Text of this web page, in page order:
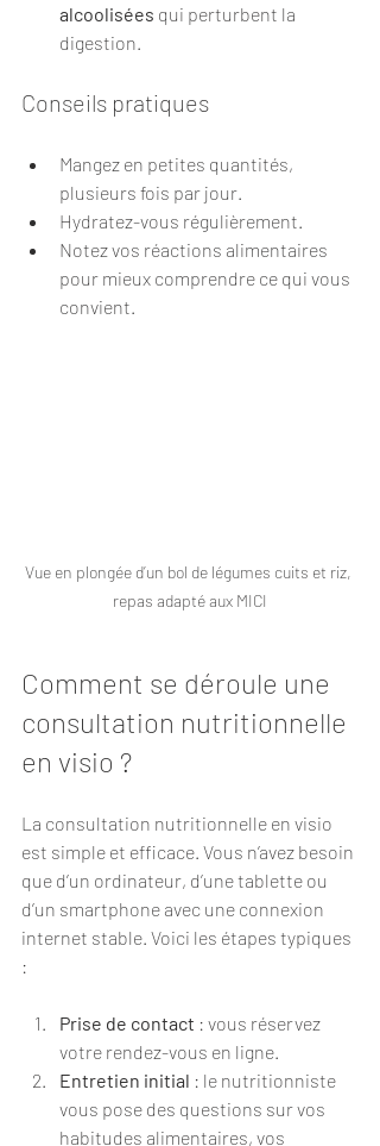
alcoolisées qui perturbent la
digestion.
Conseils pratiques
Mangez en petites quantités,
plusieurs fois par jour.
Hydratez-vous régulièrement.
Notez vos réactions alimentaires
pour mieux comprendre ce qui vous
convient.
Vue en plongée d’un bol de légumes cuits et riz,
repas adapté aux MICI
Comment se déroule une
consultation nutritionnelle
en visio ?
La consultation nutritionnelle en visio
est simple et efficace. Vous n’avez besoin
que d’un ordinateur, d’une tablette ou
d’un smartphone avec une connexion
internet stable. Voici les étapes typiques
:
Prise de contact : vous réservez
votre rendez-vous en ligne.
Entretien initial : le nutritionniste
vous pose des questions sur vos
habitudes alimentaires, vos